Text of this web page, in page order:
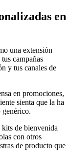
en
una extensión
campañas
y tus canales de
en promociones,
sienta que la ha
genérico.
kits de bienvenida
con otros
de producto que